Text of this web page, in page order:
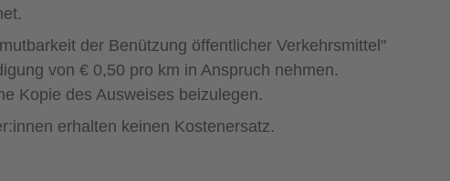
der Benützung öffentlicher Verkehrsmittel"
von € 0,50 pro km in Anspruch nehmen.
Kopie des Ausweises beizulegen.
erhalten keinen Kostenersatz.